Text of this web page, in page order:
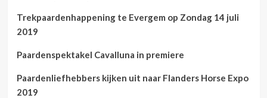
Trekpaardenhappening te Evergem op Zondag 14 juli
2019
Paardenspektakel Cavalluna in premiere
Paardenliefhebbers kijken uit naar Flanders Horse Expo
2019